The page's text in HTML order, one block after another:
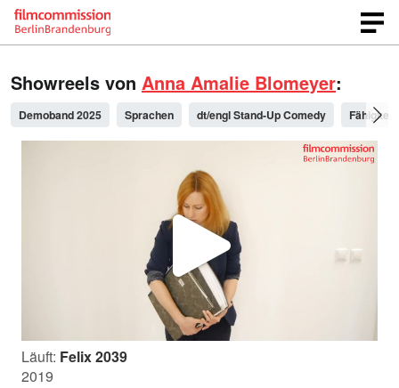
Showreels von Anna Amalie Blomeyer:
Demoband 2025 Sprachen dt/engl Stand-Up Comedy
V
i
Läuft: Felix 2039
2019